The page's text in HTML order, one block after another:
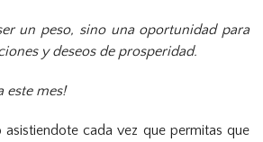
un peso, sino una oportunidad para
y deseos de prosperidad.
este mes!
cada vez que permitas que